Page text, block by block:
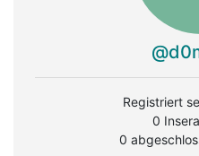
Registriert
0
0